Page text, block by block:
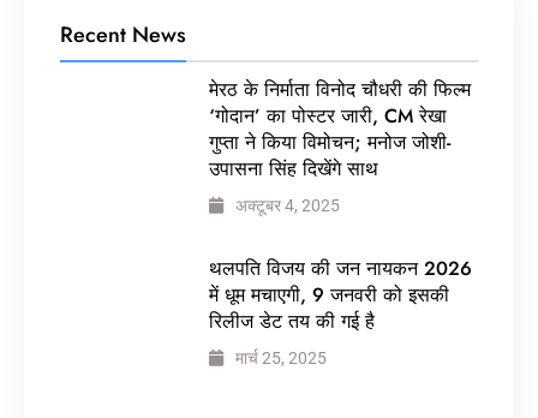
Recent News
मेरठ के निर्माता विनोद चौधरी की फिल्म
‘गोदान’ का पोस्टर जारी, CM रेखा
गुप्ता ने किया विमोचन; मनोज जोशी-
उपासना सिंह दिखेंगे साथ
अक्टूबर 4, 2025
थलपति विजय की जन नायकन 2026
में धूम मचाएगी, 9 जनवरी को इसकी
रिलीज डेट तय की गई है
मार्च 25, 2025